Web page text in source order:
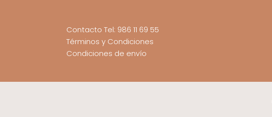
Contacto Tel: 986 11 69 55
Términos y Condiciones
Condiciones de envío